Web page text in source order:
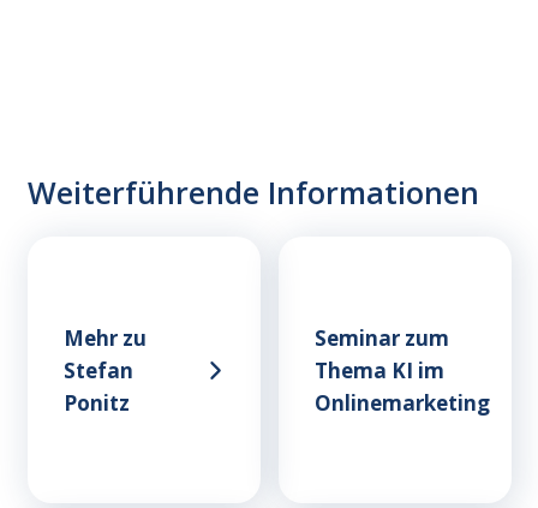
Weiterführende Informationen
Mehr zu
Stefan
Ponitz
Seminar zum
Thema KI im
Onlinemarketing